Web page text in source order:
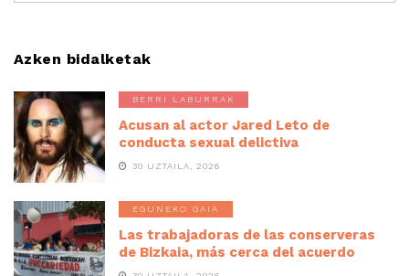
Azken bidalketak
BERRI LABURRAK
Acusan al actor Jared Leto de
conducta sexual delictiva
30 UZTAILA, 2026
EGUNEKO GAIA
Las trabajadoras de las conserveras
de Bizkaia, más cerca del acuerdo